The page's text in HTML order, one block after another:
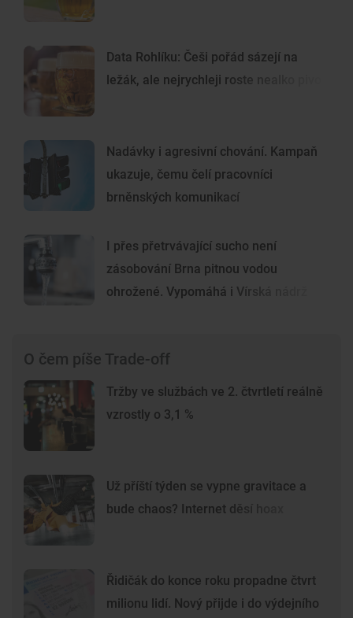
Data Rohlíku: Češi pořád sázejí na
ležák, ale nejrychleji roste nealko pivo
Nadávky i agresivní chování. Kampaň
ukazuje, čemu čelí pracovníci
brněnských komunikací
I přes přetrvávající sucho není
zásobování Brna pitnou vodou
ohrožené. Vypomáhá i Vírská nádrž
O čem píše Trade-off
Tržby ve službách ve 2. čtvrtletí reálně
vzrostly o 3,1 %
Už příští týden se vypne gravitace a
bude chaos? Internet děsí hoax
Řidičák do konce roku propadne čtvrt
milionu lidí. Nový přijde i do výdejního